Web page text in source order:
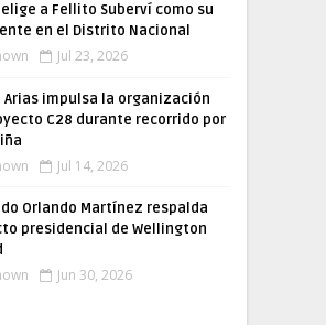
a Fellito Suberví como su
en el Distrito Nacional
Jul 23, 2026
Arias impulsa la organización
C28 durante recorrido por
Jul 14, 2026
Orlando Martínez respalda
presidencial de Wellington
Jun 30, 2026